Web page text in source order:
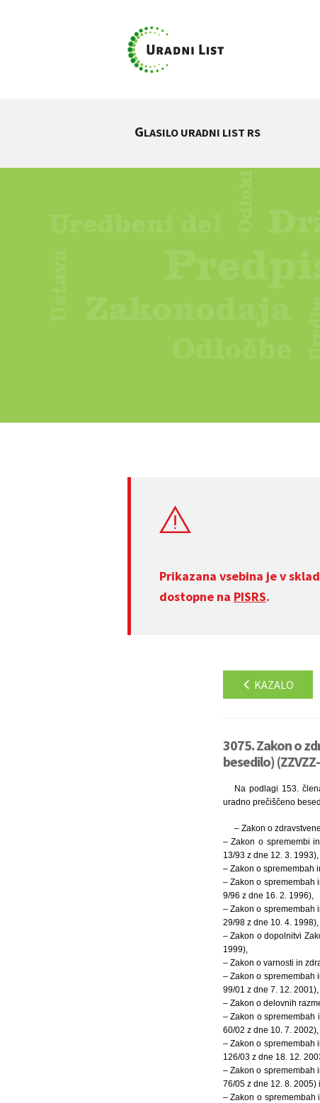
GLASILO URADNI LIST RS
Prikazana vsebina je v
dostopne na PISRS.
KAZALO
3075. Zakon o
besedilo)
Na podlagi 153.
uradno prečiščeno
– Zakon o
– Zakon o spremembi
13/93 z dne 12. 3. 1993),
– Zakon o spremembah
– Zakon o spremembah
9/96 z dne 16. 2. 1996),
– Zakon o spremembah
29/98 z dne 10. 4. 1998),
– Zakon o dopolnitvi
1999),
– Zakon o varnosti in
– Zakon o spremembah
99/01 z dne 7. 12. 2001),
– Zakon o delovnih
– Zakon o spremembah
60/02 z dne 10. 7. 2002),
– Zakon o spremembah
126/03 z dne 18. 12.
– Zakon o spremembah
76/05 z dne 12. 8. 2005)
– Zakon o spremembah